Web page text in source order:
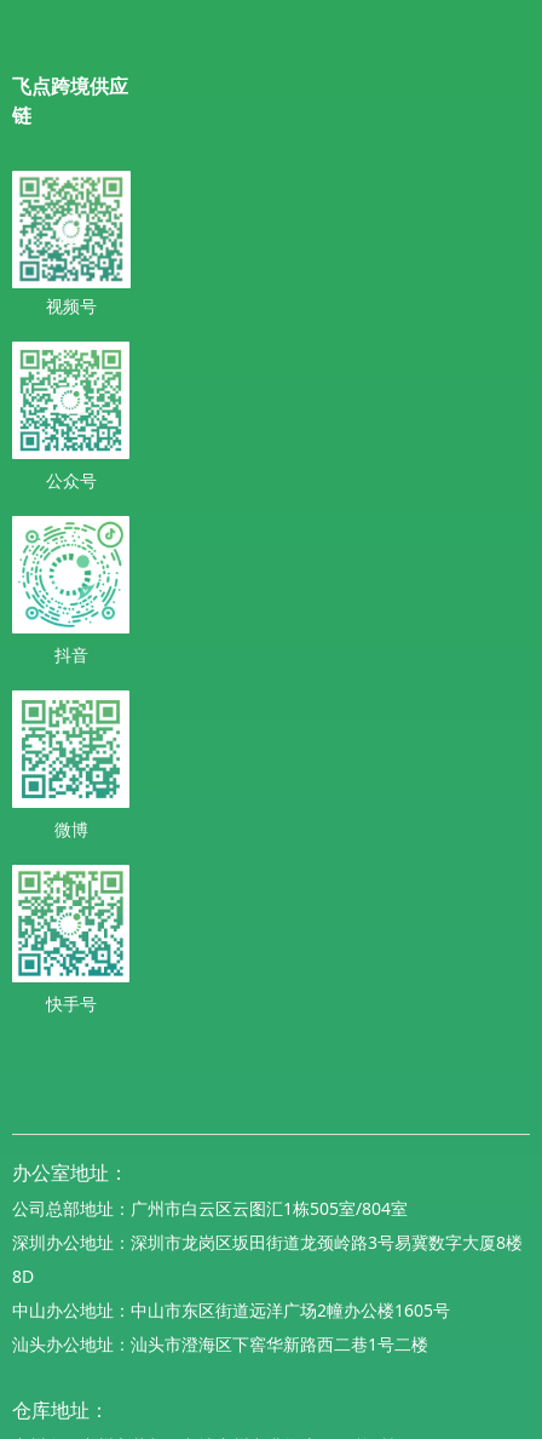
飞点跨境供应
链
视频号
公众号
抖音
微博
快手号
办公室地址：
公司总部地址：广州市白云区云图汇1栋505室/804室
深圳办公地址：深圳市龙岗区坂田街道龙颈岭路3号易冀数字大厦8楼
8D
中山办公地址：中山市东区街道远洋广场2幢办公楼1605号
汕头办公地址：汕头市澄海区下窖华新路西二巷1号二楼
仓库地址：